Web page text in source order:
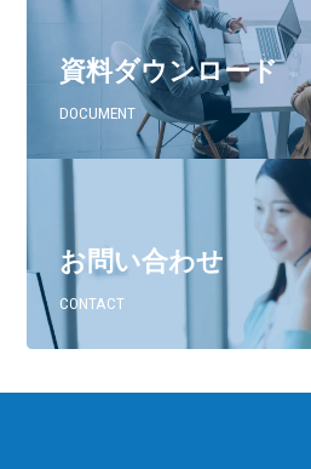
資料ダウンロード
DOCUMENT
お問い合わせ
CONTACT